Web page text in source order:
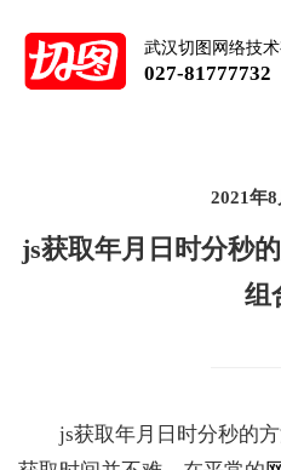
武汉切图网络技术
027-81777732
2021年8
js获取年月日时分秒
组
js获取年月日时分秒的